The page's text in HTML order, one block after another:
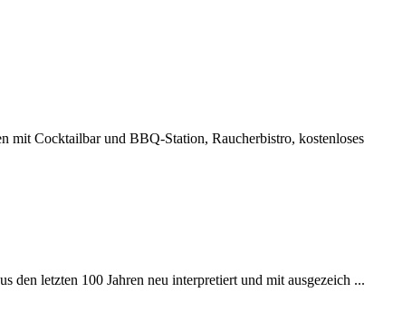
mit Cocktailbar und BBQ-Station, Raucherbistro, kostenloses
letzten 100 Jahren neu interpretiert und mit ausgezeich ...